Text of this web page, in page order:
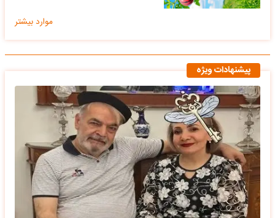
موارد بیشتر
پیشنهادات ویژه